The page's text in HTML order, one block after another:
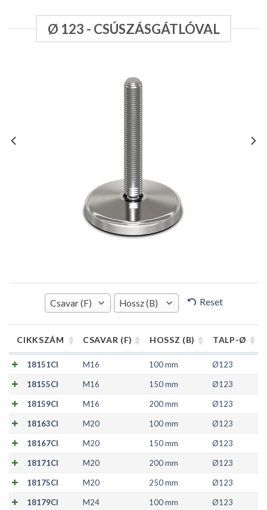
Ø 123 - CSÚSZÁSGÁTLÓVAL
Csavar (F) Hossz (B) Reset
CIKKSZÁM CSAVAR (F) HOSSZ (B) TALP-Ø
18151CI M16 100 mm Ø123
18155CI M16 150 mm Ø123
18159CI M16 200 mm Ø123
18163CI M20 100 mm Ø123
18167CI M20 150 mm Ø123
18171CI M20 200 mm Ø123
18175CI M20 250 mm Ø123
18179CI M24 100 mm Ø123